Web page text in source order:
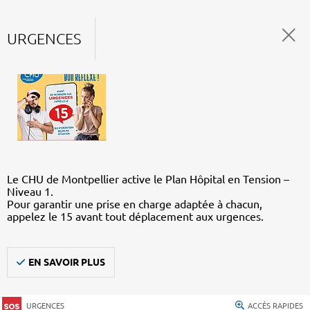
URGENCES
Le CHU de Montpellier active le Plan Hôpital en Tension –
Niveau 1.
Pour garantir une prise en charge adaptée à chacun,
appelez le 15 avant tout déplacement aux urgences.
EN SAVOIR PLUS
URGENCES ACCÈS RAPIDES